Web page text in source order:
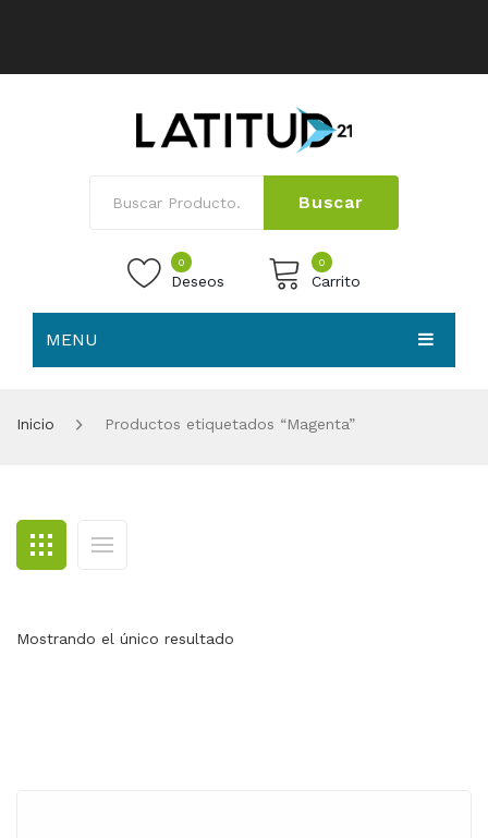
Buscar
0
Deseos
0
Carrito
MENU
BLOG
CONTACTO
Inicio Productos etiquetados “Magenta”
Mostrando el único resultado